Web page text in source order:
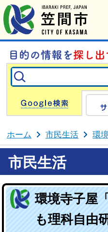
ホーム 市民生活 環
市民生活
環境寺子屋
も理科自由